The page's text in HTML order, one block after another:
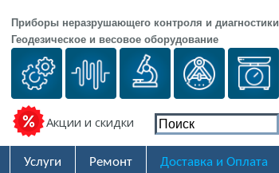
Приборы неразрушающего контроля и диагностики
Геодезическое и весовое оборудование
Акции и скидки
Услуги Ремонт Доставка и Оплата